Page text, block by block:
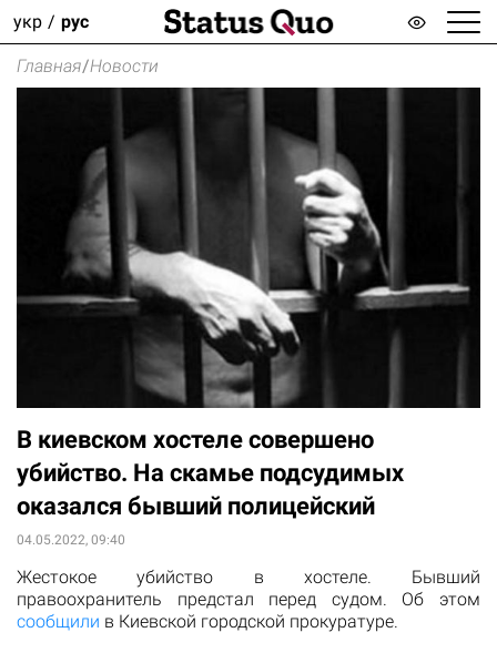
укр рус
Главная/Новости
В киевском хостеле совершено
убийство. На скамье подсудимых
оказался бывший полицейский
04.05.2022, 09:40
Жестокое убийство в хостеле. Бывший
правоохранитель предстал перед судом. Об этом
сообщили в Киевской городской прокуратуре.